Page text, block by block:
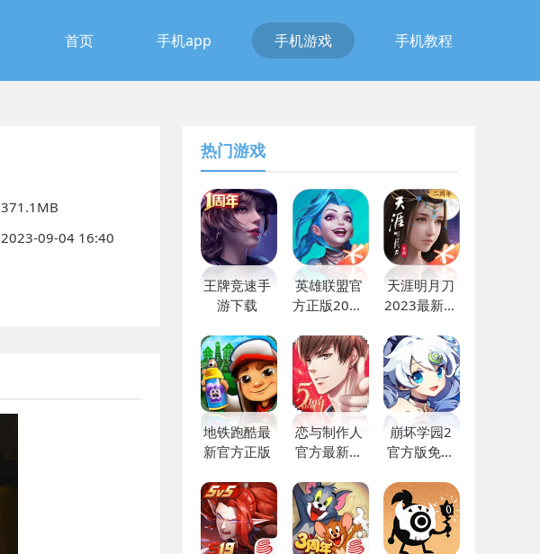
首页 手机app 手机游戏 手机教程
371.1MB
2023-09-04 16:40
热门游戏
王牌竞速手
游下载
英雄联盟官
方正版2023
天涯明月刀
2023最新版
地铁跑酷最
新官方正版
恋与制作人
官方最新版
崩坏学园2
官方版免费